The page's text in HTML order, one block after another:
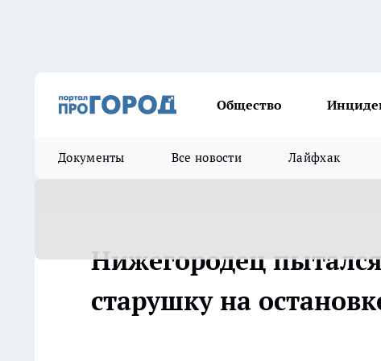
Общество
Документы Все новости Лайфхак
Нижегородец
старушку на